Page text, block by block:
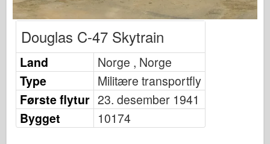
Ace Modeller
AFV Klubb
Airfix
Luftforsvaret
AZ Modell
Svart Hund
Bronco
Douglas C-47 Skytrain
Land
Norge , Norge
Type
Militære transportfly
Første flytur 23. desember 1941
Bygget
10174